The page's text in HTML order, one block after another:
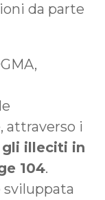
da parte
, attraverso i
gli illeciti in
104.